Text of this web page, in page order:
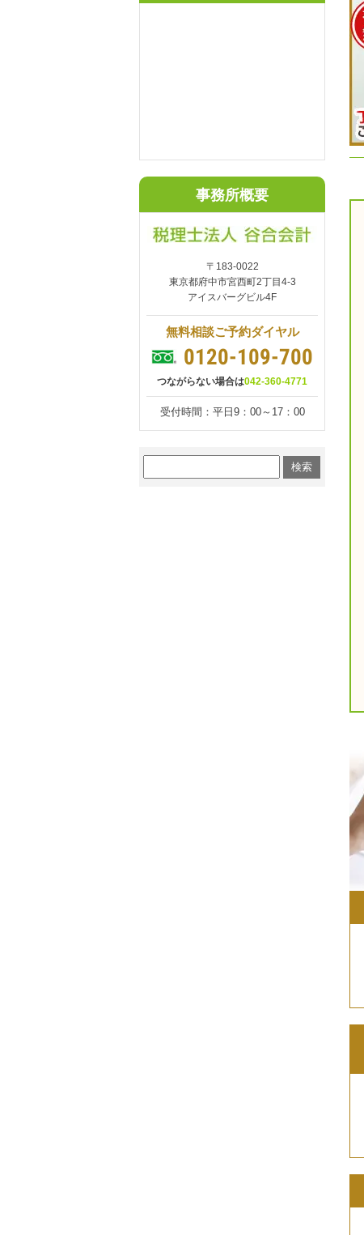
事務所概要
〒183-0022
東京都府中市宮西町2丁目4-3
アイスバーグビル4F
無料相談ご予約ダイヤル
0120-109-700
つながらない場合は042-360-4771
受付時間：平日9：00～17：00